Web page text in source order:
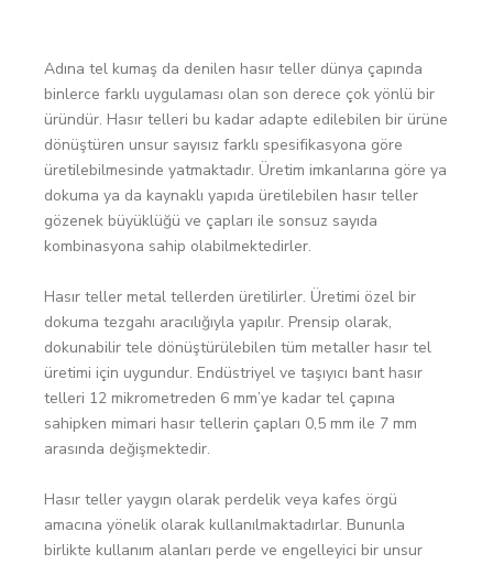
Adına tel kumaş da denilen hasır teller dünya çapında
binlerce farklı uygulaması olan son derece çok yönlü bir
üründür. Hasır telleri bu kadar adapte edilebilen bir ürüne
dönüştüren unsur sayısız farklı spesifikasyona göre
üretilebilmesinde yatmaktadır. Üretim imkanlarına göre ya
dokuma ya da kaynaklı yapıda üretilebilen hasır teller
gözenek büyüklüğü ve çapları ile sonsuz sayıda
kombinasyona sahip olabilmektedirler.
Hasır teller metal tellerden üretilirler. Üretimi özel bir
dokuma tezgahı aracılığıyla yapılır. Prensip olarak,
dokunabilir tele dönüştürülebilen tüm metaller hasır tel
üretimi için uygundur. Endüstriyel ve taşıyıcı bant hasır
telleri 12 mikrometreden 6 mm’ye kadar tel çapına
sahipken mimari hasır tellerin çapları 0,5 mm ile 7 mm
arasında değişmektedir.
Hasır teller yaygın olarak perdelik veya kafes örgü
amacına yönelik olarak kullanılmaktadırlar. Bununla
birlikte kullanım alanları perde ve engelleyici bir unsur